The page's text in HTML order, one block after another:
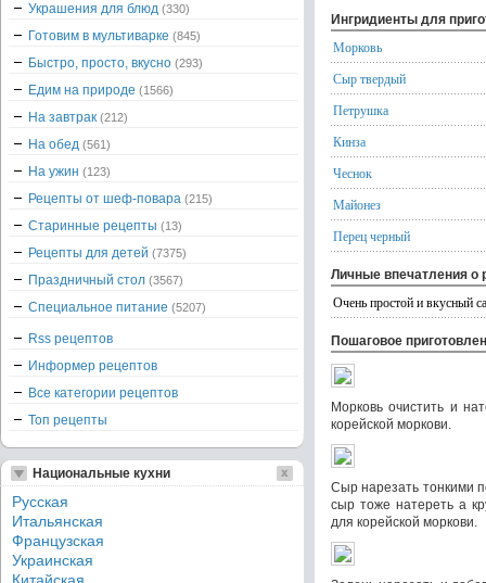
Ингридиенты для
Морковь
Сыр твердый
Петрушка
Кинза
Чеснок
Майонез
Перец черный
Личные впечатления о
Очень простой и вкусный
Пошаговое
Морковь очистить и
корейской моркови.
Сыр нарезать тонкими
сыр тоже натереть а
для корейской моркови.
Украшения для блюд (330)
Готовим в мультиварке (845)
Быстро, просто, вкусно (293)
Едим на природе (1566)
На завтрак (212)
На обед (561)
На ужин (123)
Рецепты от шеф-повара (215)
Старинные рецепты (13)
Рецепты для детей (7375)
Праздничный стол (3567)
Специальное питание (5207)
Rss рецептов
Информер рецептов
Все категории рецептов
Топ рецепты
Национальные кухни
Русская
Итальянская
Французская
Украинская